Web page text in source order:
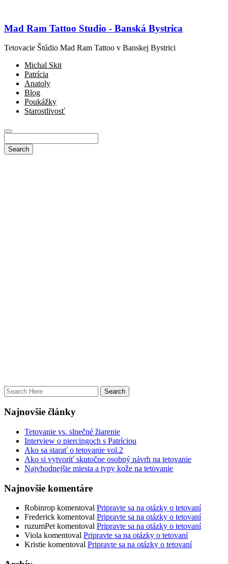
Mad Ram Tattoo Studio - Banská Bystrica
Tetovacie Štúdio Mad Ram Tattoo v Banskej Bystrici
Michal Skit
Patrícia
Anatoly
Blog
Poukážky
Starostlivosť
Najnovšie články
Tetovanie vs. slnečné žiarenie
Interview o piercingoch s Patríciou
Ako sa starať o tetovanie vol.2
Ako si vytvoriť skutočne osobný návrh na tetovanie
Najvhodnejšie miesta a typy kože na tetovanie
Najnovšie komentáre
Robinrop komentoval Pripravte sa na otázky o tetovaní
Frederick komentoval Pripravte sa na otázky o tetovaní
ruzumPet komentoval Pripravte sa na otázky o tetovaní
Viola komentoval Pripravte sa na otázky o tetovaní
Kristie komentoval Pripravte sa na otázky o tetovaní